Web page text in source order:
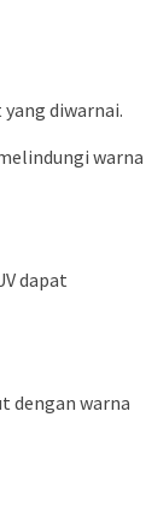
diwarnai.
warna
dapat
dengan warna